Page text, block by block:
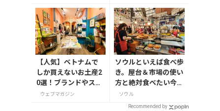
【人気】ベトナムで
しか買えないお土産2
0選！ブランドやスー
パーのお菓子や雑貨
ウェブマガジン
ソウルといえば食べ歩
き。屋台＆市場の使い
方と絶対食べたい今ど
きB級グルメ
ソウル
Recommended by